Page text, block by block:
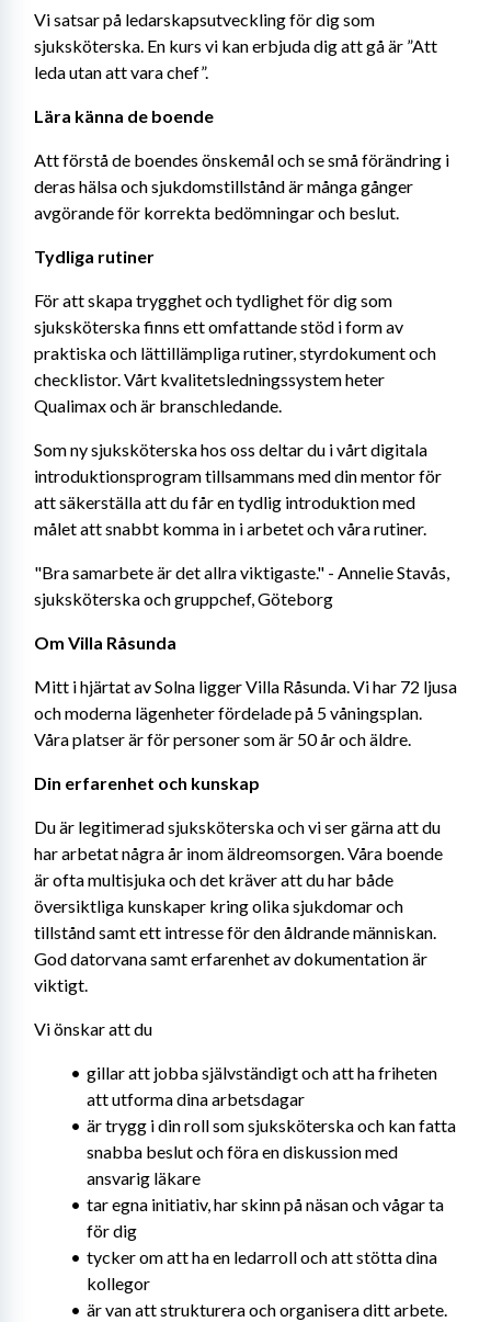
Vi satsar på ledarskapsutveckling för dig som
sjuksköterska. En kurs vi kan erbjuda dig att gå är ”Att
leda utan att vara chef”.
Lära känna de boende
Att förstå de boendes önskemål och se små förändring i
deras hälsa och sjukdomstillstånd är många gånger
avgörande för korrekta bedömningar och beslut.
Tydliga rutiner
För att skapa trygghet och tydlighet för dig som
sjuksköterska finns ett omfattande stöd i form av
praktiska och lättillämpliga rutiner, styrdokument och
checklistor. Vårt kvalitetsledningssystem heter
Qualimax och är branschledande.
Som ny sjuksköterska hos oss deltar du i vårt digitala
introduktionsprogram tillsammans med din mentor för
att säkerställa att du får en tydlig introduktion med
målet att snabbt komma in i arbetet och våra rutiner.
"Bra samarbete är det allra viktigaste." - Annelie Stavås,
sjuksköterska och gruppchef, Göteborg
Om Villa Råsunda
Mitt i hjärtat av Solna ligger Villa Råsunda. Vi har 72 ljusa
och moderna lägenheter fördelade på 5 våningsplan.
Våra platser är för personer som är 50 år och äldre.
Din erfarenhet och kunskap
Du är legitimerad sjuksköterska och vi ser gärna att du
har arbetat några år inom äldreomsorgen. Våra boende
är ofta multisjuka och det kräver att du har både
översiktliga kunskaper kring olika sjukdomar och
tillstånd samt ett intresse för den åldrande människan.
God datorvana samt erfarenhet av dokumentation är
viktigt.
Vi önskar att du
gillar att jobba självständigt och att ha friheten
att utforma dina arbetsdagar
är trygg i din roll som sjuksköterska och kan fatta
snabba beslut och föra en diskussion med
ansvarig läkare
tar egna initiativ, har skinn på näsan och vågar ta
för dig
tycker om att ha en ledarroll och att stötta dina
kollegor
är van att strukturera och organisera ditt arbete.